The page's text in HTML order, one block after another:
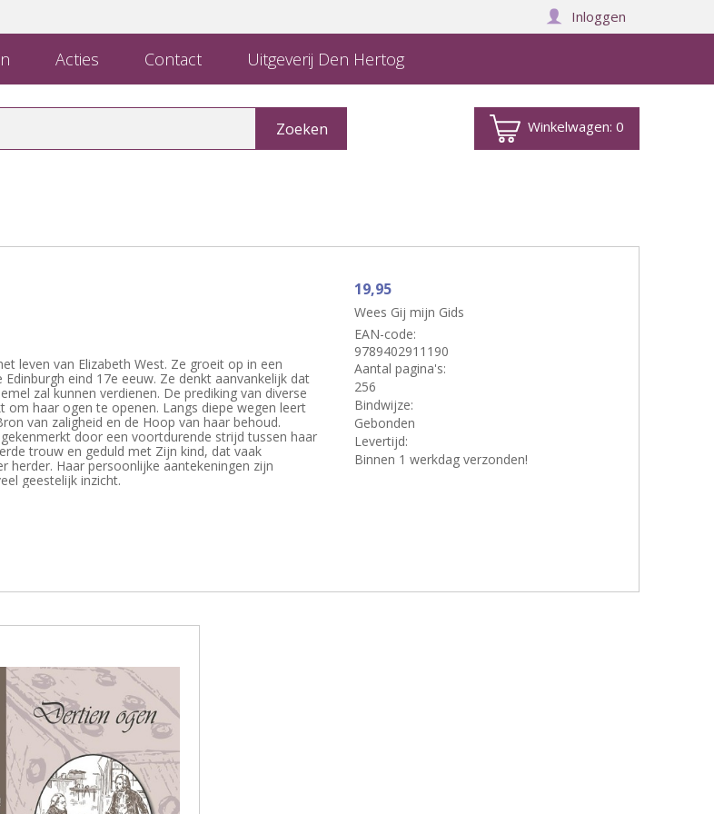
Inloggen
Acties Contact Uitgeverij Den Hertog
Winkelwagen:0
leven van Elizabeth West. Ze groeit op in een
eind 17e eeuw. Ze denkt aanvankelijk dat
zal kunnen verdienen. De prediking van diverse
om haar ogen te openen. Langs diepe wegen leert
van zaligheid en de Hoop van haar behoud.
door een voortdurende strijd tussen haar
trouw en geduld met Zijn kind, dat vaak
herder. Haar persoonlijke aantekeningen zijn
geestelijk inzicht.
19,95
Wees Gij mijn Gids
EAN-code:
9789402911190
Aantal pagina's:
256
Bindwijze:
Gebonden
Levertijd:
Binnen 1 werkdag verzonden!